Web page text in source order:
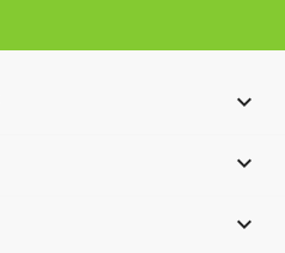


